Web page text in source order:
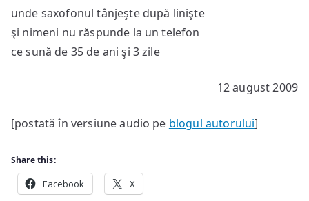
unde saxofonul tânjeşte după linişte
şi nimeni nu răspunde la un telefon
ce sună de 35 de ani şi 3 zile
12 august 2009
[postată în versiune audio pe blogul autorului]
Share this:
Facebook X